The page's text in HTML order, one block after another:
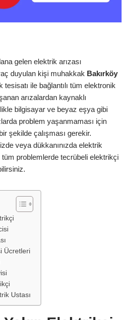
gelen elektrik arızası
duyulan kişi muhakkak Bakırköy
tesisatı ile bağlantılı tüm elektronik
arızalardan kaynaklı
bilgisayar ve beyaz eşya gibi
problem yaşanmaması için
şekilde çalışması gerekir.
veya dükkanınızda elektrik
tüm problemlerde tecrübeli elektrikçi
Ücretleri
Ustası